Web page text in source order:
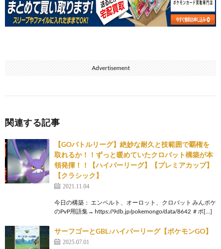
Advertisement
関連する記事
【GOバトルリーグ】絶妙な耐久と技範囲で覇権を
取れるか！！ずっと暖めていたクロバット構築が本
領発揮！！【ハイパーリーグ】【プレミアカップ】
【クラシック】
2021.11.04
今日の構築： エンペルト、オーロット、クロバット みんポケ
のPvP用語集→ https://9db.jp/pokemongo/data/8642 ＃ポ[…]
サーフゴーとGBL♪ハイパーリーグ【ポケモンGO】
2025.07.01